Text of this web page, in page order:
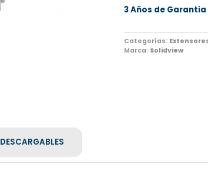
3 Años de Garantia
Categorías:
Marca: Solidview
DESCARGABLES